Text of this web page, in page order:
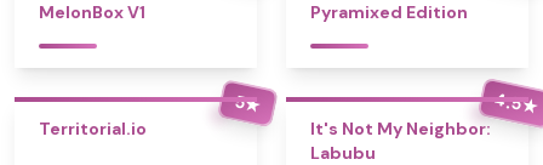
MelonBox V1
Pyramixed Edition
5★
Territorial.io
4.5★
It's Not My Neighbor:
Labubu